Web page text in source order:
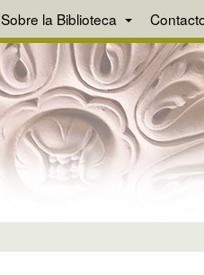
Sobre la Biblioteca